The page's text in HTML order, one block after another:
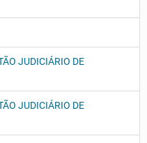
JUDICIÁRIO DE
JUDICIÁRIO DE